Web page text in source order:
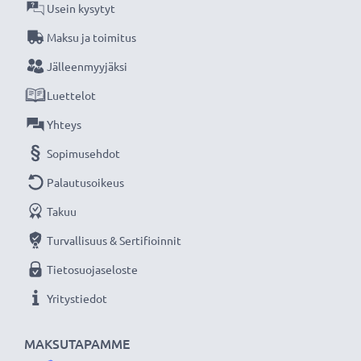
CELLONIC vaihtoakku - laatua edulliseen hintaan.
★3 vuoden takuu
Olemme vuonna 2004 perustettu kansainvälinen
verkkokauppa, joka tarjoaa laadukkaita tuotteita, ja
siksi tarjoamme 36 kuukauden takuun!
MAKSUTAPAMME
Usein kysytyt
Maksu ja toimitus
Jälleenmyyjäksi
Luettelot
Yhteys
Sopimusehdot
Palautusoikeus
Takuu
Turvallisuus & Sertifioinnit
Tietosuojaseloste
Yritystiedot